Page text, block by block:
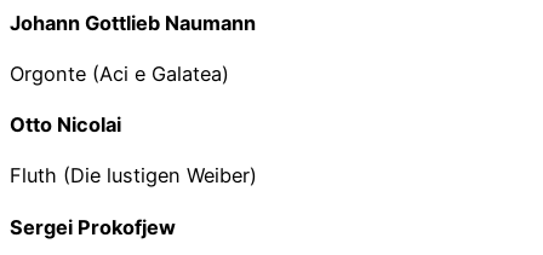
Johann Gottlieb Naumann
Orgonte (Aci e Galatea)
Otto Nicolai
Fluth (Die lustigen Weiber)
Sergei Prokofjew